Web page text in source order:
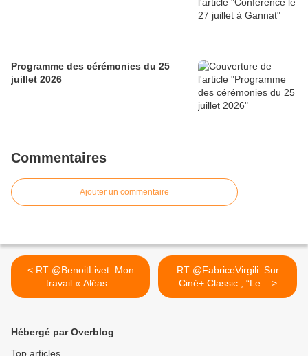
Programme des cérémonies du 25
juillet 2026
Commentaires
Ajouter un commentaire
< RT @BenoitLivet: Mon
travail « Aléas...
RT @FabriceVirgili: Sur
Ciné+ Classic , “Le... >
Hébergé par Overblog
Top articles